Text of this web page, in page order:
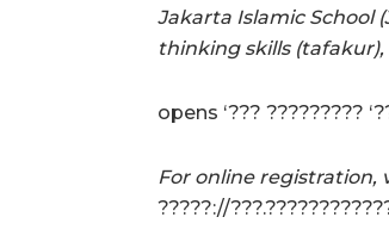
Jakarta Islamic School
thinking skills (tafakur),
opens ‘??? ?????????
For online registration,
?????://